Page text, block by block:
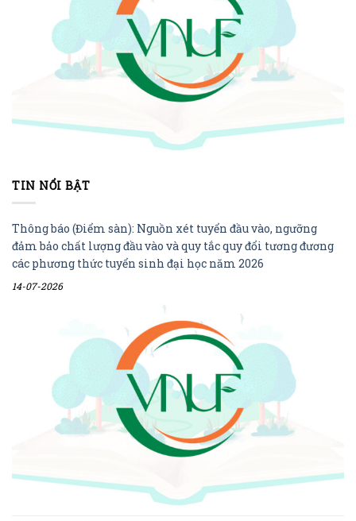
TIN NỔI BẬT
Thông báo (Điểm sàn): Nguồn xét tuyển đầu vào, ngưỡng
đảm bảo chất lượng đầu vào và quy tắc quy đổi tương đương
các phương thức tuyển sinh đại học năm 2026
14-07-2026